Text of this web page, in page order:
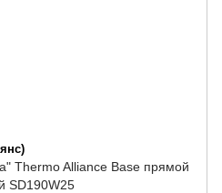
Thermo Alliance Base прямой
SD190W25